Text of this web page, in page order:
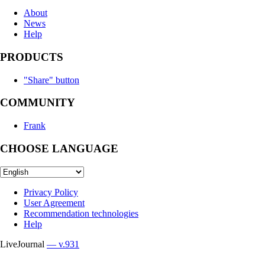
About
News
Help
PRODUCTS
"Share" button
COMMUNITY
Frank
CHOOSE LANGUAGE
Privacy Policy
User Agreement
Recommendation technologies
Help
LiveJournal — v.931